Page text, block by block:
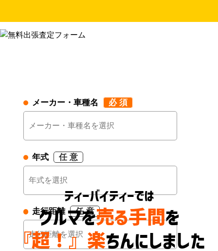
メーカー・車種名 必 須
年式 任 意
走行距離 任 意
ティーバイティーでは
クルマを売る手間を
『超！』楽ちんにしました